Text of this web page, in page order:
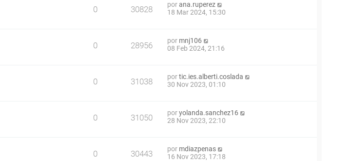
0 30828 porana.ruperez
18 Mar 2024, 15:30
0 28956 por mnj106
08 Feb 2024, 21:16
0 31038 portic.ies.alberti.coslada
30 Nov 2023, 01:10
0 31050 poryolanda.sanchez16
28 Nov 2023, 22:10
0 30443 por mdiazpenas
16 Nov 2023, 17:18